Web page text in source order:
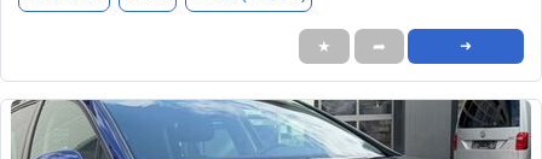
★ ➦ ➜